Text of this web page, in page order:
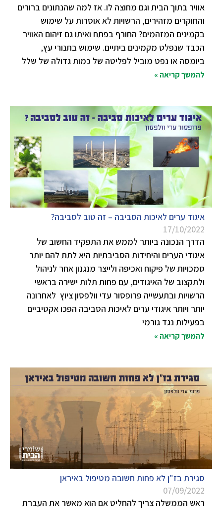
אוויר בתוך הבית וגם מחוצה לו. אז למה שהנתונים ברורים
והחוקרים מזהירים, הרשויות לא אוסרות על שימוש
בקמינים המזהמים? החורף בפתח ואיתו גם זיהום האוויר
הכבד שנפלט מקמינים ביתיים. שימוש בתנורי עץ,
ביומסה או נפט מוביל לפליטה של כמות גדולה של שלל
להמשך קריאה »
איגוד ערים לאיכות הסביבה – זה טוב לסביבה?
17/10/2022
הדרך הנכונה ביותר לממש את התפקיד החשוב של
איגודי הערים והיחידות הסביבתיות היא לתת להם יותר
סמכויות של פיקוח ואכיפה ולייצר מנגנון אחר לניהול
ולתקצוב של האיגודים, עם פחות תלות ישירה בראשי
הרשויות ובתעשייה פרופסור עדי וולפסון ציוץ לאחרונה
יותר ויותר איגודי ערים לאיכות הסביבה הפכו אקטיביים
בפעילות נגד גורמי
להמשך קריאה »
סגירת בז"ן לא פחות חשובה מטיפול באיראן
07/09/2022
ראש הממשלה צריך להחליט אם הוא מאשר את העברת